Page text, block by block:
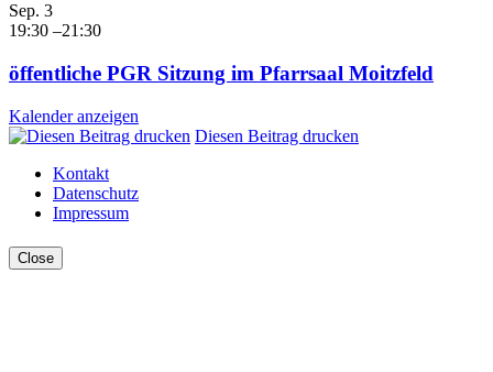
Sep. 3
19:30 –21:30
öffentliche PGR Sitzung im Pfarrsaal Moitzfeld
Kalender anzeigen
Diesen Beitrag drucken
Kontakt
Datenschutz
Impressum
Close